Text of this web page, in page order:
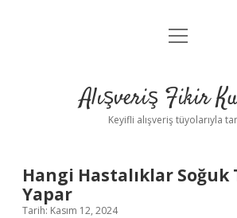
Anasayfa
Yasal Uyarı
menüyü
Alışveriş Fikir
Keyifli alışveriş tüyolarıyla
Hangi Hastalıklar Soğuk
Yapar
Tarih: Kasım 12, 2024